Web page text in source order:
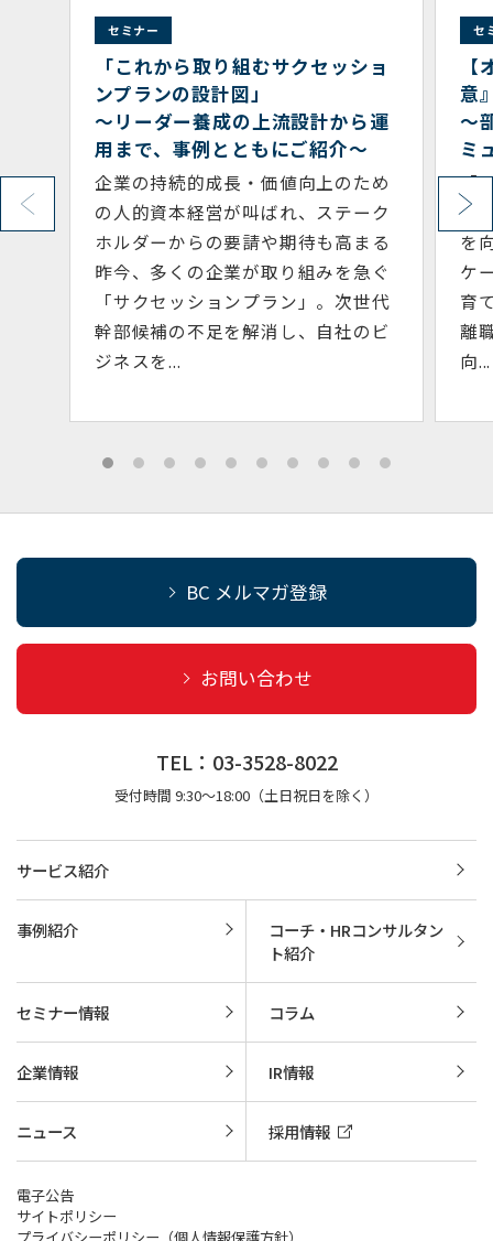
ため
ク
セミナー
【オンライン開催】『 1on1 の極
意』
～部下の本音や能力を引き出すコ
ミュニケーション・スキル～
「1on1ミーティング」は、部下の成
長を支援し、組織のパフォーマンス
を向上させるための重要なコミュニ
ケーション手法です。自律型社員を
育てる、良好な職場環境をつくる、
離職率を低減する、継続的な業績
向...
BC メルマガ登録
お問い合わせ
TEL：03-3528-8022
受付時間 9:30～18:00（土日祝日を除く）
サービス紹介
事例紹介
コーチ・HRコンサルタン
ト紹介
セミナー情報 コラム
企業情報 IR情報
ニュース 採用情報
電子公告
サイトポリシー
プライバシーポリシー（個人情報保護方針）